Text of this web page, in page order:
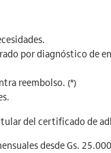
por diagnóstico de
reembolso. (*)
del certificado de
desde Gs.